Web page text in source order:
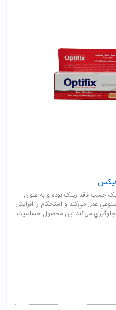
فاقد زینک بوده و به‌ عنوان
عمل مي‌كند و استحكام را افزايش
جلوگيري مي‌كند این محصول حساسیت